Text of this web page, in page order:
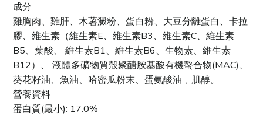
成分
雞胸肉、雞肝、木薯澱粉、蛋白粉、大豆分離蛋白、卡拉
膠、維生素（維生素E、維生素B3、維生素C、維生素
B5、葉酸、 維生素B1、維生素B6、生物素、維生素
B12）、 液體多礦物質殼聚醣胺基酸有機螯合物(MAC)、
葵花籽油、魚油、哈密瓜粉末、蛋氨酸油﹑肌醇。
營養資料
蛋白質(最小): 17.0%